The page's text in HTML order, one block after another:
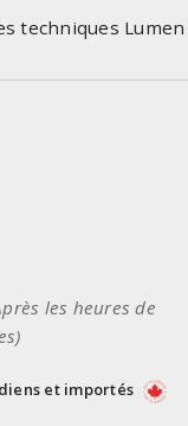
techniques Lumen
les heures de
et importés